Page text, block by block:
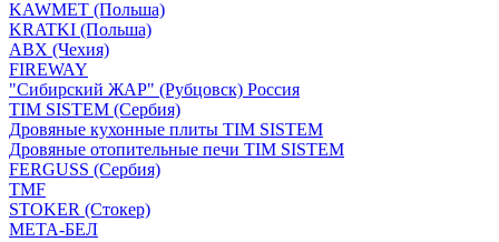
KAWMET (Польша)
KRATKI (Польша)
ABX (Чехия)
FIREWAY
"Сибирский ЖАР" (Рубцовск) Россия
TIM SISTEM (Сербия)
Дровяные кухонные плиты TIM SISTEM
Дровяные отопительные печи TIM SISTEM
FERGUSS (Сербия)
TMF
STOKER (Стокер)
МЕТА-БЕЛ